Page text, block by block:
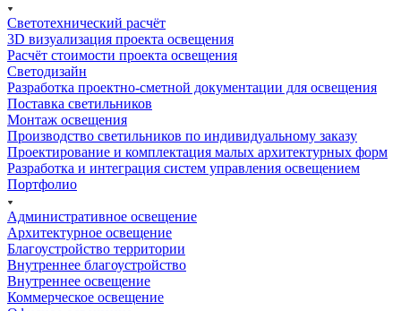
Светотехнический расчёт
3D визуализация проекта освещения
Расчёт стоимости проекта освещения
Светодизайн
Разработка проектно-сметной документации для освещения
Поставка светильников
Монтаж освещения
Производство светильников по индивидуальному заказу
Проектирование и комплектация малых архитектурных форм
Разработка и интеграция систем управления освещением
Портфолио
Административное освещение
Архитектурное освещение
Благоустройство территории
Внутреннее благоустройство
Внутреннее освещение
Коммерческое освещение